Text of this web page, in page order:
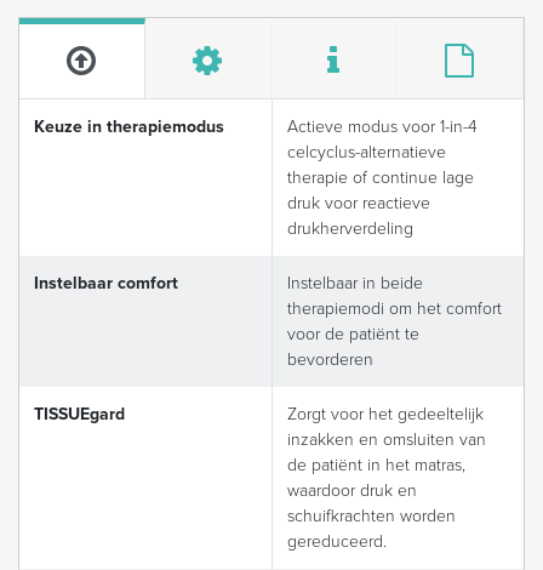
Keuze in therapiemodus
Actieve modus voor 1-in-4
celcyclus-alternatieve
therapie of continue lage
druk voor reactieve
drukherverdeling
Instelbaar comfort
Instelbaar in beide
therapiemodi om het comfort
voor de patiënt te
bevorderen
TISSUEgard
Zorgt voor het gedeeltelijk
inzakken en omsluiten van
de patiënt in het matras,
waardoor druk en
schuifkrachten worden
gereduceerd.